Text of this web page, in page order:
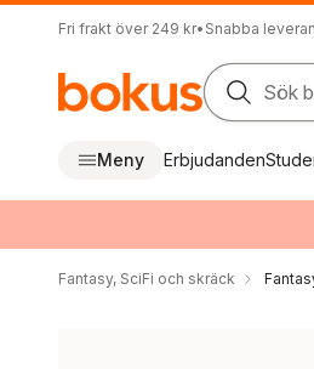
Fri frakt över 249 kr• Snabba
Sök
Meny Erbjudanden
Fantasy, SciFi och skräck